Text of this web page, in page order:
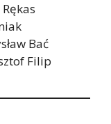
Bać
Filip